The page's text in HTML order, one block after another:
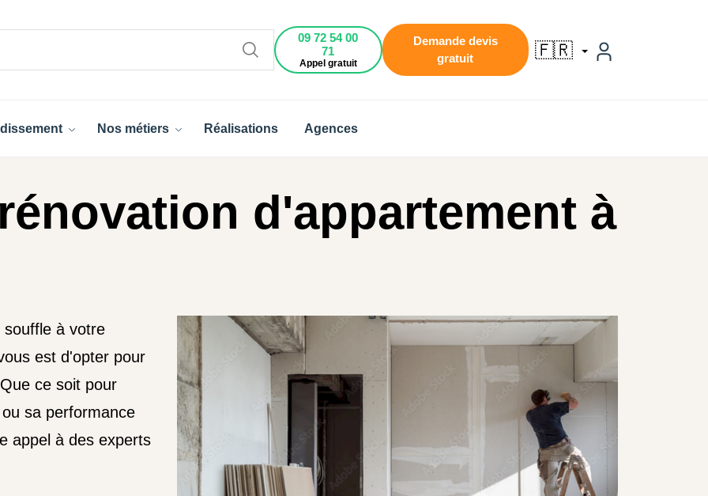
09 72 54 00
71
Appel gratuit
Demande devis
gratuit
🇫🇷
Nos métiers Réalisations Agences
d'appartement à
souffle à votre
est d'opter pour
ce soit pour
sa performance
appel à des experts